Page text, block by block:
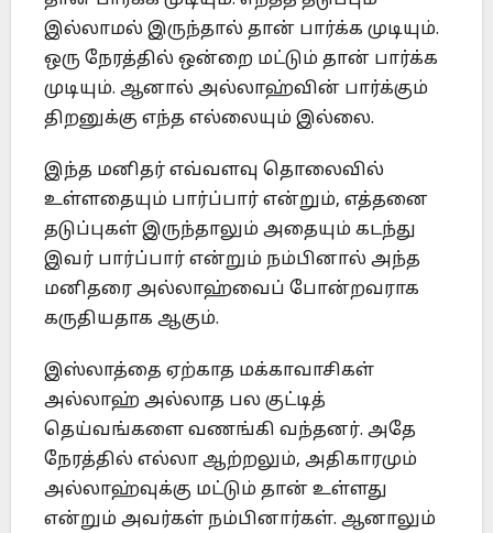
இல்லாமல் இருந்தால் தான் பார்க்க முடியும்.
ஒரு நேரத்தில் ஒன்றை மட்டும் தான் பார்க்க
முடியும். ஆனால் அல்லாஹ்வின் பார்க்கும்
திறனுக்கு எந்த எல்லையும் இல்லை.
இந்த மனிதர் எவ்வளவு தொலைவில்
உள்ளதையும் பார்ப்பார் என்றும், எத்தனை
தடுப்புகள் இருந்தாலும் அதையும் கடந்து
இவர் பார்ப்பார் என்றும் நம்பினால் அந்த
மனிதரை அல்லாஹ்வைப் போன்றவராக
கருதியதாக ஆகும்.
இஸ்லாத்தை ஏற்காத மக்காவாசிகள்
அல்லாஹ் அல்லாத பல குட்டித்
தெய்வங்களை வணங்கி வந்தனர். அதே
நேரத்தில் எல்லா ஆற்றலும், அதிகாரமும்
அல்லாஹ்வுக்கு மட்டும் தான் உள்ளது
என்றும் அவர்கள் நம்பினார்கள். ஆனாலும்